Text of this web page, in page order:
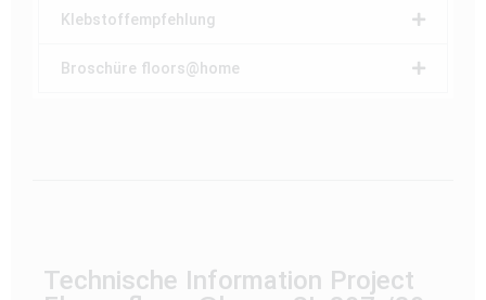
Klebstoffempfehlung
Broschüre floors@home
Technische Information Project